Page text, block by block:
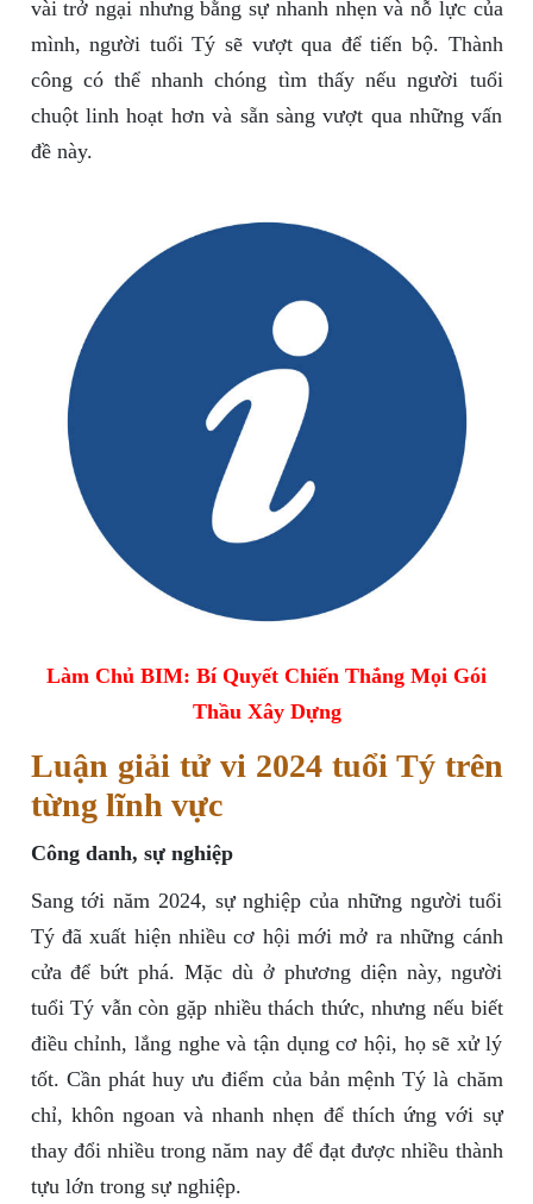
vài trở ngại nhưng bằng sự nhanh nhẹn và nỗ lực của
mình, người tuổi Tý sẽ vượt qua để tiến bộ. Thành
công có thể nhanh chóng tìm thấy nếu người tuổi
chuột linh hoạt hơn và sẵn sàng vượt qua những vấn
đề này.
Làm Chủ BIM: Bí Quyết Chiến Thắng Mọi Gói
Thầu Xây Dựng
Luận giải tử vi 2024 tuổi Tý trên
từng lĩnh vực
Công danh, sự nghiệp
Sang tới năm 2024, sự nghiệp của những người tuổi
Tý đã xuất hiện nhiều cơ hội mới mở ra những cánh
cửa để bứt phá. Mặc dù ở phương diện này, người
tuổi Tý vẫn còn gặp nhiều thách thức, nhưng nếu biết
điều chỉnh, lắng nghe và tận dụng cơ hội, họ sẽ xử lý
tốt. Cần phát huy ưu điểm của bản mệnh Tý là chăm
chỉ, khôn ngoan và nhanh nhẹn để thích ứng với sự
thay đổi nhiều trong năm nay để đạt được nhiều thành
tựu lớn trong sự nghiệp.